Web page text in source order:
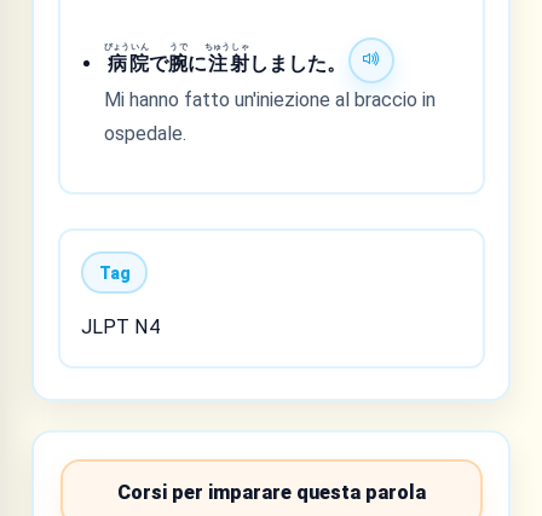
病
びょう
院
いん
で腕
うで
に注
ちゅう
射
しゃ
しました。
Mi hanno fatto un'iniezione al braccio in
ospedale.
Tag
JLPT N4
Corsi per imparare questa parola